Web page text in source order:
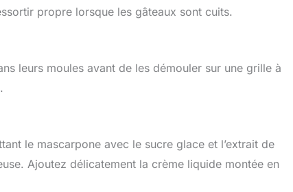
propre lorsque les gâteaux sont cuits.
leurs moules avant de les démouler sur une grille à
le mascarpone avec le sucre glace et l’extrait de
Ajoutez délicatement la crème liquide montée en